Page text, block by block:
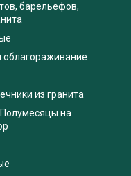
барельефов,
облагораживание
из гранита
на